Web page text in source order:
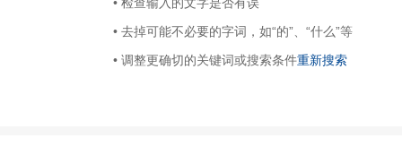
• 去掉可能不必要的字词，如“的”、“什么”等
• 调整更确切的关键词或搜索条件重新搜索